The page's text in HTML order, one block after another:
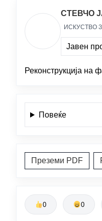
СТЕВЧО
ИСКУСТВО
Јавен
Реконструкција на
Повеќе
Преземи PDF
0 0